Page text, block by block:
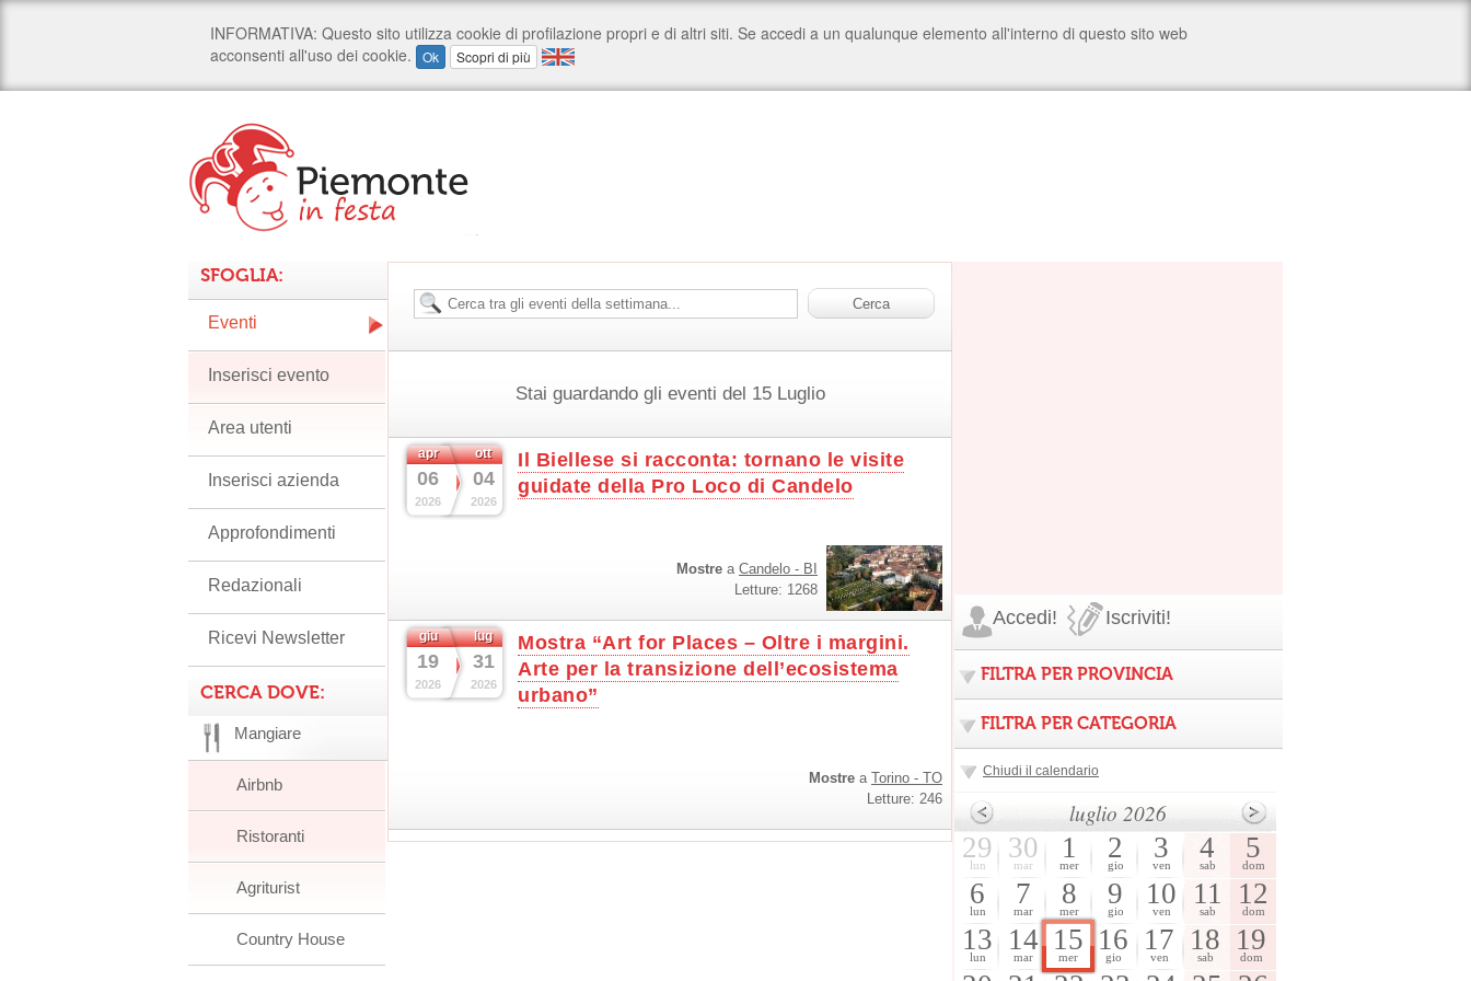
Stai guardando gli eventi del 15 Luglio
apr
06
2026
ott
04
2026
Il Biellese si racconta: tornano le visite
guidate della Pro Loco di Candelo
Mostre a Candelo - BI
Letture: 1268
giu
19
2026
lug
31
2026
Mostra “Art for Places – Oltre i margini.
Arte per la transizione dell’ecosistema
urbano”
Mostre a Torino - TO
Letture: 246
SFOGLIA:
Eventi
Inserisci evento
Area utenti
Inserisci azienda
Approfondimenti
Redazionali
Ricevi Newsletter
CERCA DOVE:
Mangiare
Airbnb
Ristoranti
Agriturist
Country House
Accedi! Iscriviti!
FILTRA PER PROVINCIA
FILTRA PER CATEGORIA
Chiudi il calendario
luglio 2026
29
lun
30
mar
1
mer
2
gio
3
ven
4
sab
5
dom
6
lun
7
mar
8
mer
9
gio
10
ven
11
sab
12
dom
13
lun
14
mar
15
mer
16
gio
17
ven
18
sab
19
dom